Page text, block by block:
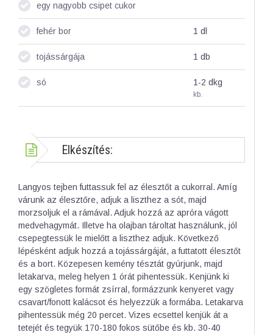
egy nagyobb csipet cukor
fehér bor 1 dl
tojássárgája 1 db
só 1-2 dkg
kb.
Elkészítés:
Langyos tejben futtassuk fel az élesztőt a cukorral. Amíg
várunk az élesztőre, adjuk a liszthez a sót, majd
morzsoljuk el a rámával. Adjuk hozzá az apróra vágott
medvehagymát. Illetve ha olajban tároltat használunk, jól
csepegtessük le mielőtt a liszthez adjuk. Következő
lépésként adjuk hozzá a tojássárgáját, a futtatott élesztőt
és a bort. Közepesen kemény tésztát gyúrjunk, majd
letakarva, meleg helyen 1 órát pihentessük. Kenjünk ki
egy szögletes formát zsírral, formázzunk kenyeret vagy
csavart/fonott kalácsot és helyezzük a formába. Letakarva
pihentessük még 20 percet. Vizes ecsettel kenjük át a
tetejét és tegyük 170-180 fokos sütőbe és kb. 30-40